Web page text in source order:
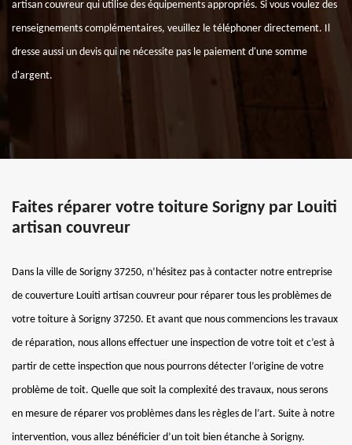
artisan couvreur qui utilise des équipements appropriés. Si vous voulez des
renseignements complémentaires, veuillez le téléphoner directement. Il
dresse aussi un devis qui ne nécessite pas le paiement d'une somme
d'argent.
Faites réparer votre toiture Sorigny par Louiti
artisan couvreur
Dans la ville de Sorigny 37250, n’hésitez pas à contacter notre entreprise
de couverture Louiti artisan couvreur pour réparer tous les problèmes de
votre toiture à Sorigny 37250. Et avant que nous commencions les travaux
de réparation, nous allons effectuer une inspection de votre toit et c’est à
partir de cette inspection que nous pourrons détecter l’origine de votre
problème de toit. Quelle que soit la complexité des travaux, nous serons
en mesure de réparer vos problèmes dans les règles de l’art. Suite à notre
intervention, vous allez bénéficier d’un toit bien étanche à Sorigny.